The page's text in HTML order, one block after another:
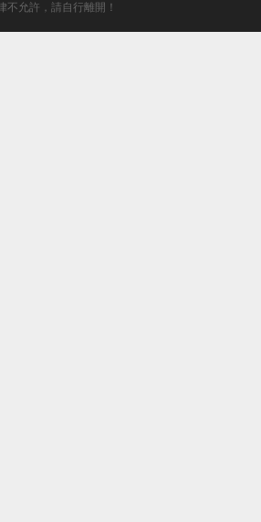
不允許，請自行離開！